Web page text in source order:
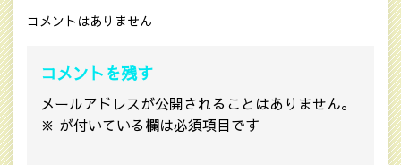
コメントはありません
コメントを残す
メールアドレスが公開されることはありません。
※ が付いている欄は必須項目です